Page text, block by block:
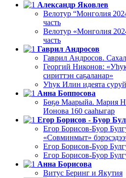
Александр Яковлев
Велотур “Монголия
часть
Велотур «Монголия
часть
Гаврил Андросов
Гаврил Андросов.
Георгий Никонов:
сириттэн саҕаланар»
Уһук Илин идеята
Анна Боппосова
Бөҕө Маарыйа. Мария
Ионова 160 сааһыгар
Егор Борисов - Буор
Егор Борисов-Буор
«Совминмыт»
Егор Борисов-Буор
Егор Борисов-Буор
Анна Борисова
Витус Беринг и Якутия